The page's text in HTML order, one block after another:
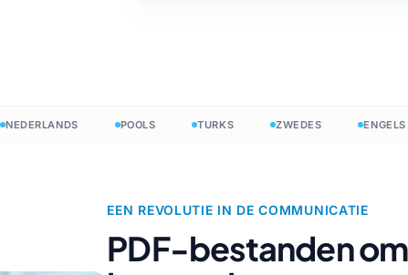
Begin vrij
POOLS TURKS ZWEDES ENGELS
EEN REVOLUTIE IN DE COMMUNICATIE
PDF-bestanden